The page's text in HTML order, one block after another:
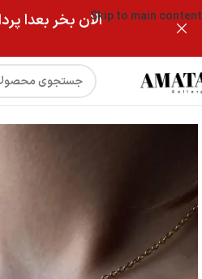
Skip to main contentالان بخر بعدا
فروشگاه گردنبند استیل گربه